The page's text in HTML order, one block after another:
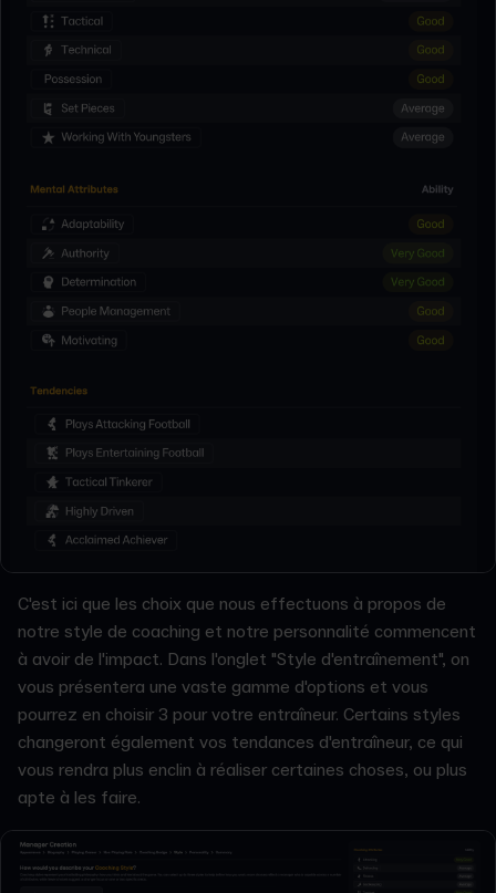
C'est ici que les choix que nous effectuons à propos de
notre style de coaching et notre personnalité commencent
à avoir de l'impact. Dans l'onglet "Style d'entraînement", on
vous présentera une vaste gamme d'options et vous
pourrez en choisir 3 pour votre entraîneur. Certains styles
changeront également vos tendances d'entraîneur, ce qui
vous rendra plus enclin à réaliser certaines choses, ou plus
apte à les faire.